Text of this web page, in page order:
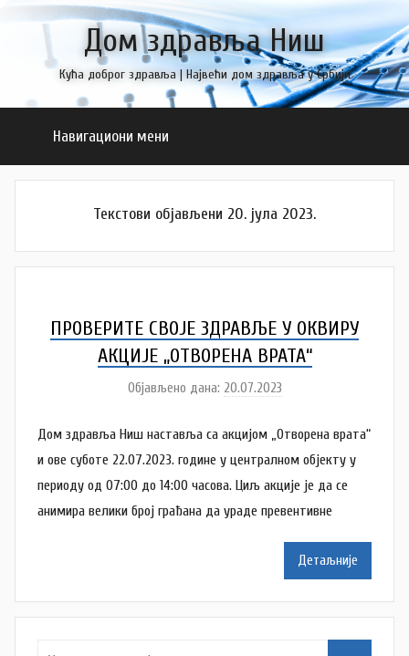
Дом здравља Ниш
Кућа доброг здравља | Највећи дом здравља у Србији
Навигациони мени
Текстови објављени 20. јула 2023.
ПРОВЕРИТЕ СВОЈЕ ЗДРАВЉЕ У ОКВИРУ
АКЦИЈЕ „ОТВОРЕНА ВРАТА“
Објављено дана: 20.07.2023
т
о
р
N
a
š
Дом здравља Ниш наставља са акцијом „Отворена врата“
и ове суботе 22.07.2023. године у централном објекту у
периоду од 07:00 до 14:00 часова. Циљ акције је да се
анимира велики број грађана да ураде превентивне
Детаљније